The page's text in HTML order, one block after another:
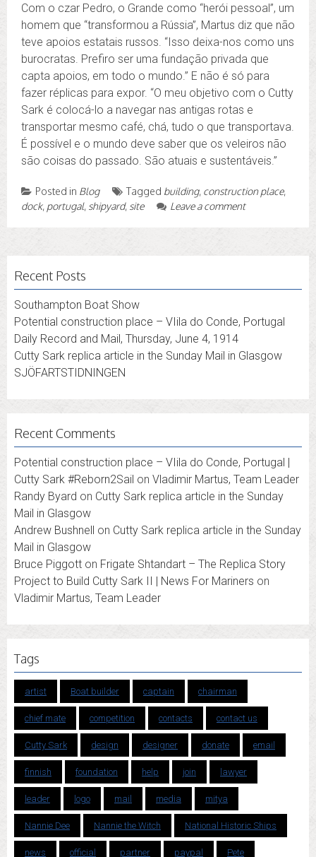
Com o czar Pedro, o Grande como “herói pessoal”, um
homem que “transformou a Rússia”, Martus diz que não
teve apoios estatais russos. “Isso deixa-nos como uns
burocratas. Prefiro ser uma fundação privada que
capta apoios, em todo o mundo.” E não é só para
fazer réplicas para expor. “O meu objetivo com o Cutty
Sark é colocá-lo a navegar nas antigas rotas e
transportar mesmo café, chá, tudo o que transportava.
É possível e o mundo deve saber que os veleiros não
são coisas do passado. São atuais e sustentáveis.”
Posted in Blog Tagged building, construction place,
dock, portugal, shipyard, site Leave a comment
Recent Posts
Southampton Boat Show
Potential construction place – VIila do Conde, Portugal
Daily Record and Mail, Thursday, June 4, 1914
Cutty Sark replica article in the Sunday Mail in Glasgow
SJÖFARTSTIDNINGEN
Recent Comments
Potential construction place – VIila do Conde, Portugal |
Cutty Sark #Reborn2Sail on Vladimir Martus, Team Leader
Randy Byard on Cutty Sark replica article in the Sunday
Mail in Glasgow
Andrew Bushnell on Cutty Sark replica article in the Sunday
Mail in Glasgow
Bruce Piggott on Frigate Shtandart – The Replica Story
Project to Build Cutty Sark II | News For Mariners on
Vladimir Martus, Team Leader
Tags
artist Boat builder captain chairman
chief mate competition contacts contact us
Cutty Sark design designer donate email
finnish foundation help join lawyer
leader logo mail media mitya
Nannie Dee Nannie the Witch National Historic Ships
news official partner paypal Pete